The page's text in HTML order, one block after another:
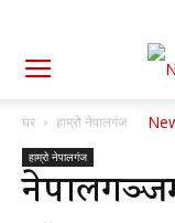
घर हाम्रो नेपालगंज
हाम्रो नेपालगंज